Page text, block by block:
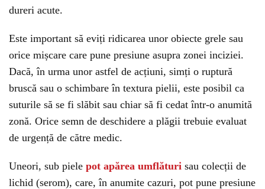
dureri acute.
Este important să eviți ridicarea unor obiecte grele sau
orice mișcare care pune presiune asupra zonei inciziei.
Dacă, în urma unor astfel de acțiuni, simți o ruptură
bruscă sau o schimbare în textura pielii, este posibil ca
suturile să se fi slăbit sau chiar să fi cedat într-o anumită
zonă. Orice semn de deschidere a plăgii trebuie evaluat
de urgență de către medic.
Uneori, sub piele pot apărea umflături sau colecții de
lichid (serom), care, în anumite cazuri, pot pune presiune